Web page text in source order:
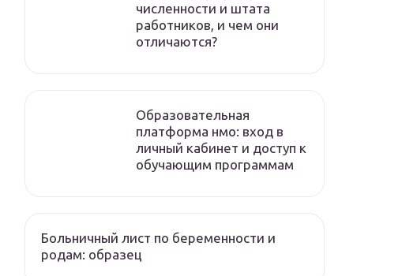
численности и штата
работников, и чем они
отличаются?
Образовательная
платформа нмо: вход в
личный кабинет и доступ к
обучающим программам
Больничный лист по беременности и
родам: образец